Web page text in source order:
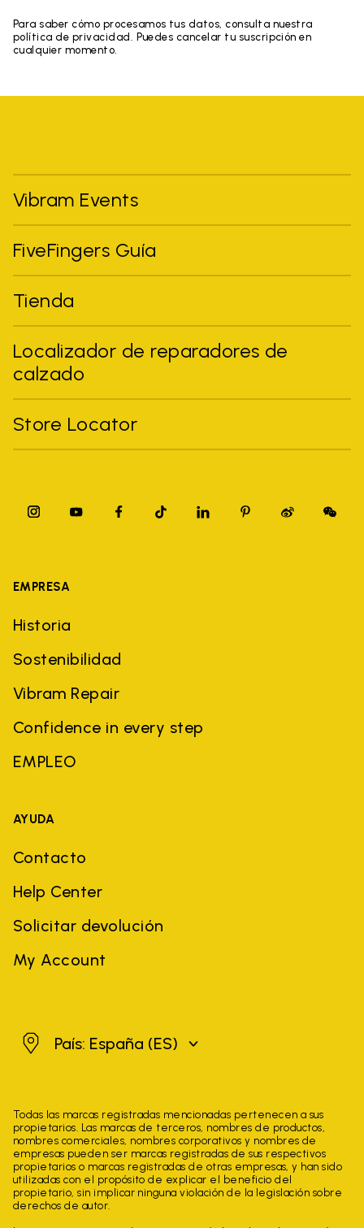
Para saber cómo procesamos tus datos, consulta nuestra
política de privacidad. Puedes cancelar tu suscripción en
cualquier momento.
Vibram Events
FiveFingers Guía
Tienda
Localizador de reparadores de
calzado
Store Locator
EMPRESA
Historia
Sostenibilidad
Vibram Repair
Confidence in every step
EMPLEO
AYUDA
Contacto
Help Center
Solicitar devolución
My Account
EspañaPaís: España (ES)
Todas las marcas registradas mencionadas pertenecen a sus
propietarios. Las marcas de terceros, nombres de productos,
nombres comerciales, nombres corporativos y nombres de
empresas pueden ser marcas registradas de sus respectivos
propietarios o marcas registradas de otras empresas, y han sido
utilizadas con el propósito de explicar el beneficio del
propietario, sin implicar ninguna violación de la legislación sobre
derechos de autor.